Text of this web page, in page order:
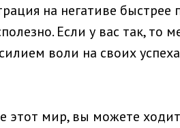
на негативе быстрее
Если у вас так, то
воли на своих
этот мир, вы можете